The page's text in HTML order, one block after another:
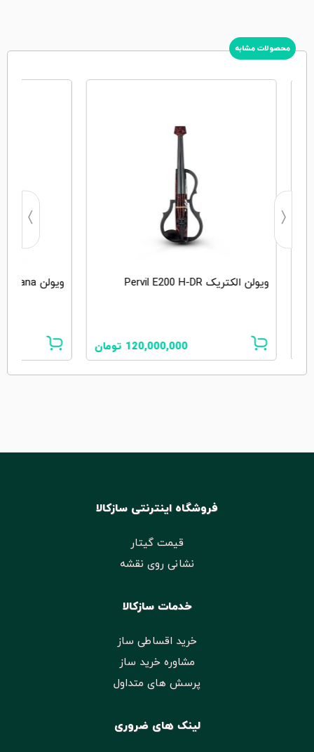
محصولات مشابه
ویولن الکتریک Pervil E200 H-DR
120,000,000 تومان
ویولن christiana سایز 4/4
فروشگاه اینترنتی سازکالا
قیمت گیتار
نشانی روی نقشه
خدمات سازکالا
خرید اقساطی ساز
مشاوره خرید ساز
پرسش های متداول
لینک های ضروری